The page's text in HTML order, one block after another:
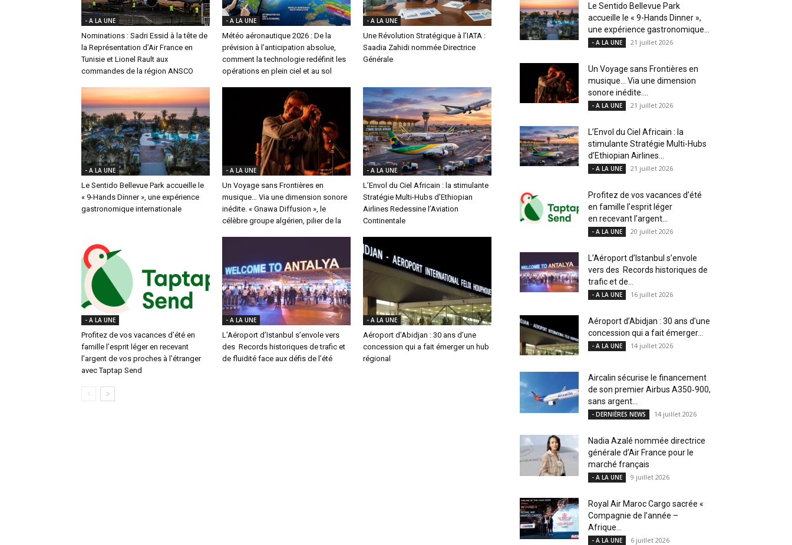
- A LA UNE
Nominations : Sadri Essid à la tête de
la Représentation d’Air France en
Tunisie et Lionel Rault aux
commandes de la région ANSCO
- A LA UNE
Météo aéronautique 2026 : De la
prévision à l’anticipation absolue,
comment la technologie redéfinit les
opérations en plein ciel et au sol
- A LA UNE
Une Révolution Stratégique à l’IATA :
Saadia Zahidi nommée Directrice
Générale
- A LA UNE
Le Sentido Bellevue Park accueille le
« 9-Hands Dinner », une expérience
gastronomique internationale
- A LA UNE
Un Voyage sans Frontières en
musique… Via une dimension sonore
inédite. « Gnawa Diffusion », le
célèbre groupe algérien, pilier de la
- A LA UNE
L’Envol du Ciel Africain : la stimulante
Stratégie Multi-Hubs d’Ethiopian
Airlines Redessine l’Aviation
Continentale
- A LA UNE
Profitez de vos vacances d’été en
famille l’esprit léger en recevant
l’argent de vos proches à l’étranger
avec Taptap Send
- A LA UNE
L’Aéroport d’Istanbul s’envole vers
des Records historiques de trafic et
de fluidité face aux défis de l’été
- A LA UNE
Aéroport d’Abidjan : 30 ans d’une
concession qui a fait émerger un hub
régional
Le Sentido Bellevue Park
accueille le « 9-Hands Dinner »,
une expérience gastronomique...
- A LA UNE 21 juillet 2026
Un Voyage sans Frontières en
musique… Via une dimension
sonore inédite....
- A LA UNE 21 juillet 2026
L’Envol du Ciel Africain : la
stimulante Stratégie Multi-Hubs
d’Ethiopian Airlines...
- A LA UNE 21 juillet 2026
Profitez de vos vacances d’été
en famille l’esprit léger
en recevant l’argent...
- A LA UNE 20 juillet 2026
L’Aéroport d’Istanbul s’envole
vers des Records historiques de
trafic et de...
- A LA UNE 16 juillet 2026
Aéroport d’Abidjan : 30 ans d’une
concession qui a fait émerger...
- A LA UNE 14 juillet 2026
Aircalin sécurise le financement
de son premier Airbus A350‑900,
sans argent...
- DERNIÈRES NEWS 14 juillet 2026
Nadia Azalé nommée directrice
générale d’Air France pour le
marché français
- A LA UNE 9 juillet 2026
Royal Air Maroc Cargo sacrée «
Compagnie de l’année –
Afrique...
- A LA UNE 6 juillet 2026